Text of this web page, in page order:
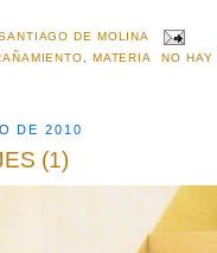
DE MOLINA
MATERIA NO HAY
DE 2010
(1)